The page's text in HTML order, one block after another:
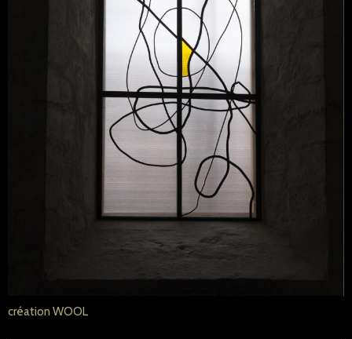
création WOOL